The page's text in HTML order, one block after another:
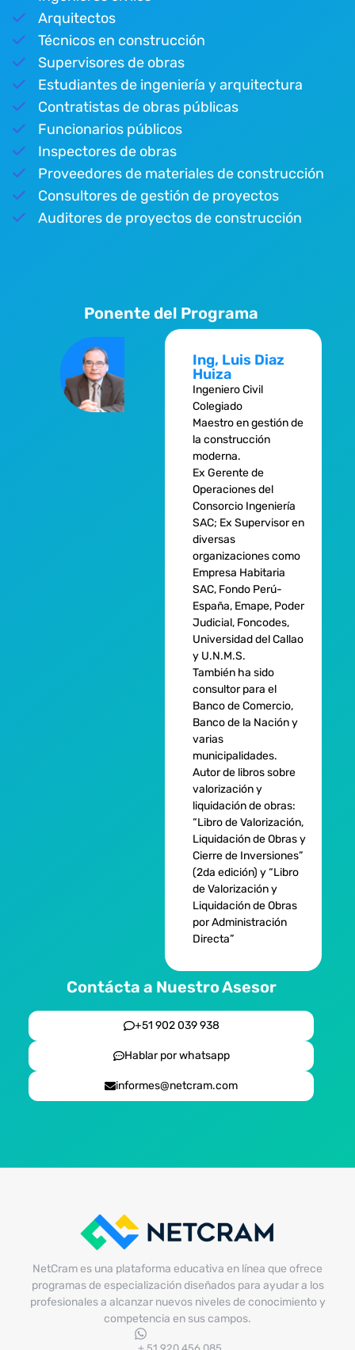
Ponente del Programa
Ing, Luis Diaz
Huiza
Ingeniero Civil
Colegiado
Maestro en gestión de
la construcción
moderna.
Ex Gerente de
Operaciones del
Consorcio Ingeniería
SAC; Ex Supervisor en
diversas
organizaciones como
Empresa Habitaria
SAC, Fondo Perú-
España, Emape, Poder
Judicial, Foncodes,
Universidad del Callao
y U.N.M.S.
También ha sido
consultor para el
Banco de Comercio,
Banco de la Nación y
varias
municipalidades.
Autor de libros sobre
valorización y
liquidación de obras:
“Libro de Valorización,
Liquidación de Obras y
Cierre de Inversiones”
(2da edición) y “Libro
de Valorización y
Liquidación de Obras
por Administración
Directa”
Contácta a Nuestro Asesor
+51 902 039 938
Hablar por whatsapp
informes@netcram.com
Arquitectos
Técnicos en construcción
Supervisores de obras
Estudiantes de ingeniería y arquitectura
Contratistas de obras públicas
Funcionarios públicos
Inspectores de obras
Proveedores de materiales de construcción
Consultores de gestión de proyectos
Auditores de proyectos de construcción
NetCram es una plataforma educativa en línea que ofrece
programas de especialización diseñados para ayudar a los
profesionales a alcanzar nuevos niveles de conocimiento y
competencia en sus campos.